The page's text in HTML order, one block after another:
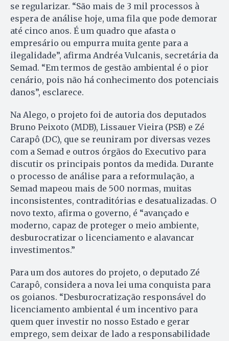
se regularizar. “São mais de 3 mil processos à
espera de análise hoje, uma fila que pode demorar
até cinco anos. É um quadro que afasta o
empresário ou empurra muita gente para a
ilegalidade”, afirma Andréa Vulcanis, secretária da
Semad. “Em termos de gestão ambiental é o pior
cenário, pois não há conhecimento dos potenciais
danos”, esclarece.
Na Alego, o projeto foi de autoria dos deputados
Bruno Peixoto (MDB), Lissauer Vieira (PSB) e Zé
Carapô (DC), que se reuniram por diversas vezes
com a Semad e outros órgãos do Executivo para
discutir os principais pontos da medida. Durante
o processo de análise para a reformulação, a
Semad mapeou mais de 500 normas, muitas
inconsistentes, contraditórias e desatualizadas. O
novo texto, afirma o governo, é “avançado e
moderno, capaz de proteger o meio ambiente,
desburocratizar o licenciamento e alavancar
investimentos.”
Para um dos autores do projeto, o deputado Zé
Carapô, considera a nova lei uma conquista para
os goianos. “Desburocratização responsável do
licenciamento ambiental é um incentivo para
quem quer investir no nosso Estado e gerar
emprego, sem deixar de lado a responsabilidade